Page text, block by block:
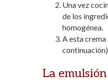
Una vez
de los
homogénea.
A esta
La